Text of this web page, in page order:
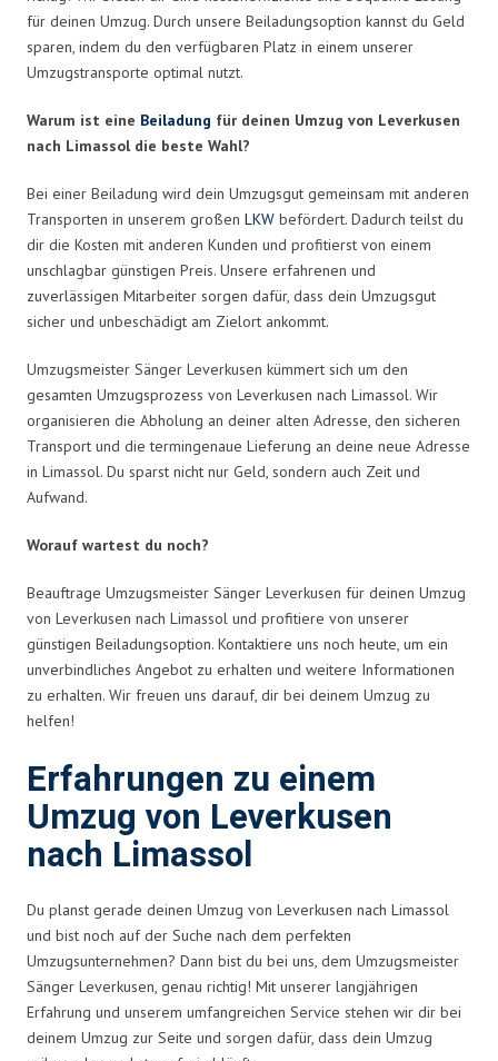
für deinen Umzug. Durch unsere Beiladungsoption kannst du Geld
sparen, indem du den verfügbaren Platz in einem unserer
Umzugstransporte optimal nutzt.
Warum ist eine Beiladung für deinen Umzug von Leverkusen
nach Limassol die beste Wahl?
Bei einer Beiladung wird dein Umzugsgut gemeinsam mit anderen
Transporten in unserem großen LKW befördert. Dadurch teilst du
dir die Kosten mit anderen Kunden und profitierst von einem
unschlagbar günstigen Preis. Unsere erfahrenen und
zuverlässigen Mitarbeiter sorgen dafür, dass dein Umzugsgut
sicher und unbeschädigt am Zielort ankommt.
Umzugsmeister Sänger Leverkusen kümmert sich um den
gesamten Umzugsprozess von Leverkusen nach Limassol. Wir
organisieren die Abholung an deiner alten Adresse, den sicheren
Transport und die termingenaue Lieferung an deine neue Adresse
in Limassol. Du sparst nicht nur Geld, sondern auch Zeit und
Aufwand.
Worauf wartest du noch?
Beauftrage Umzugsmeister Sänger Leverkusen für deinen Umzug
von Leverkusen nach Limassol und profitiere von unserer
günstigen Beiladungsoption. Kontaktiere uns noch heute, um ein
unverbindliches Angebot zu erhalten und weitere Informationen
zu erhalten. Wir freuen uns darauf, dir bei deinem Umzug zu
helfen!
Erfahrungen zu einem
Umzug von Leverkusen
nach Limassol
Du planst gerade deinen Umzug von Leverkusen nach Limassol
und bist noch auf der Suche nach dem perfekten
Umzugsunternehmen? Dann bist du bei uns, dem Umzugsmeister
Sänger Leverkusen, genau richtig! Mit unserer langjährigen
Erfahrung und unserem umfangreichen Service stehen wir dir bei
deinem Umzug zur Seite und sorgen dafür, dass dein Umzug